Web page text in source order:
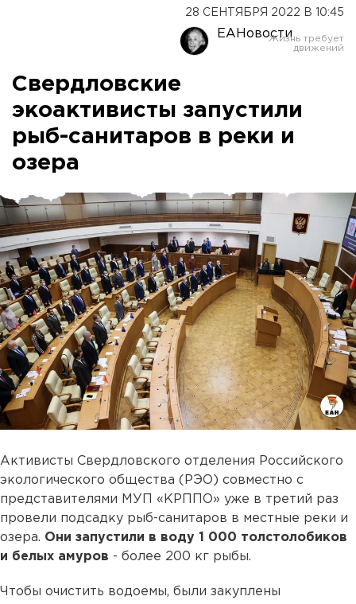
28 СЕНТЯБРЯ 2022 В 10:45
ЕАНовости
Свердловские
экоактивисты запустили
рыб-санитаров в реки и
озера
Активисты Свердловского отделения Российского
экологического общества (РЭО) совместно с
представителями МУП «КРППО» уже в третий раз
провели подсадку рыб-санитаров в местные реки и
озера. Они запустили в воду 1 000 толстолобиков
и белых амуров - более 200 кг рыбы.
Чтобы очистить водоемы, были закуплены